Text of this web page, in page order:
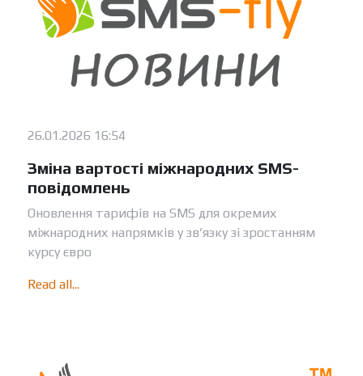
26.01.2026 16:54
Зміна вартості міжнародних SMS-
повідомлень
Оновлення тарифів на SMS для окремих
міжнародних напрямків у зв’язку зі зростанням
курсу євро
Read all...